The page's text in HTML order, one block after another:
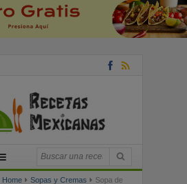
Home Sopas y Cremas
Sopa de